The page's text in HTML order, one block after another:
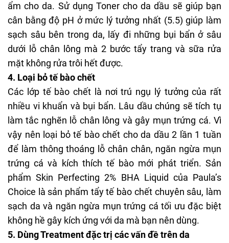
ẩm cho da. Sử dụng Toner cho da dầu sẽ giúp bạn
cân bằng độ pH ở mức lý tưởng nhất (5.5) giúp làm
sạch sâu bên trong da, lấy đi những bụi bẩn ở sâu
dưới lỗ chân lông mà 2 bước tẩy trang và sữa rửa
mặt không rửa trôi hết được.
4. Loại bỏ tế bào chết
Các lớp tế bào chết là nơi trú ngụ lý tưởng của rất
nhiều vi khuẩn và bụi bẩn. Lâu dầu chúng sẽ tích tụ
làm tắc nghẽn lỗ chân lông và gây mụn trứng cá. Vì
vậy nên loại bỏ tế bào chết cho da dầu 2 lần 1 tuần
để làm thông thoáng lỗ chân chân, ngăn ngừa mụn
trứng cá và kích thích tế bào mới phát triển. Sản
phẩm Skin Perfecting 2% BHA Liquid của Paula’s
Choice là sản phẩm tẩy tế bào chết chuyên sâu, làm
sạch da và ngăn ngừa mụn trứng cá tối ưu đặc biệt
không hề gây kích ứng với da mà bạn nên dùng.
5. DùngTreatmentđặc trị các vấn đề trên da